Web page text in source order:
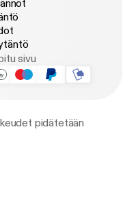
sivu
pidätetään